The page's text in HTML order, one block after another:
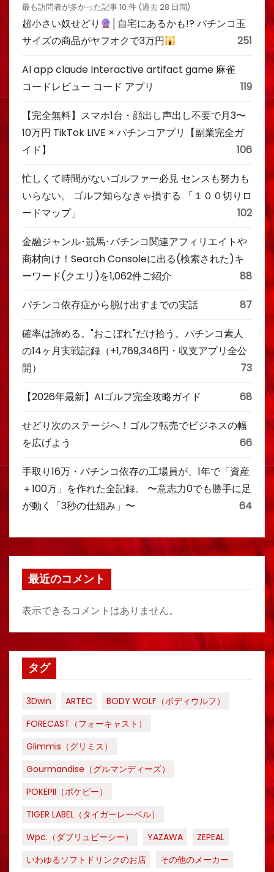
最も訪問者が多かった記事 10 件 (過去 28 日間)
超小さい奴せどり
│自宅にあるかも!? パチンコ玉
サイズの商品がヤフオクで3万円
251
AI app claude Interactive artifact game 麻雀
コードレビュー コード アプリ
119
【完全無料】スマホ1台・顔出し声出し不要で月3〜
10万円 TikTok LIVE × パチンコアプリ【副業完全ガ
イド】
106
忙しくて時間がないゴルファー必見 センスも努力も
いらない。 ゴルフ知らなきゃ損する 「１００切りロ
ードマップ」
102
金融ジャンル･競馬･パチンコ関連アフィリエイトや
商材向け！Search Consoleに出る(検索された)キ
ーワード(クエリ)を1,062件ご紹介
88
パチンコ依存症から脱け出すまでの実話 87
確率は諦める。"おこぼれ"だけ拾う。パチンコ素人
の14ヶ月実戦記録（+1,769,346円・収支アプリ全公
開）
73
【2026年最新】AIゴルフ完全攻略ガイド 68
せどり次のステージへ！ゴルフ転売でビジネスの幅
を広げよう
66
手取り16万・パチンコ依存の工場員が、1年で「資産
＋100万」を作れた全記録。 〜意志力0でも勝手に足
が動く「3秒の仕組み」〜
64
最近のコメント
表示できるコメントはありません。
タグ
3Dwin ARTEC
BODY WOLF（ボディウルフ）
FORECAST（フォーキャスト）
Glimmis（グリミス）
Gourmandise（グルマンディーズ）
POKEPII（ポケピー）
TIGER LABEL（タイガーレーベル）
Wpc.（ダブリュピーシー）
YAZAWA
ZEPEAL
いわゆるソフトドリンクのお店
その他のメーカー